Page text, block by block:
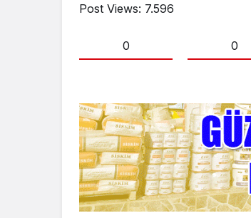
Post Views: 7.596
0 0